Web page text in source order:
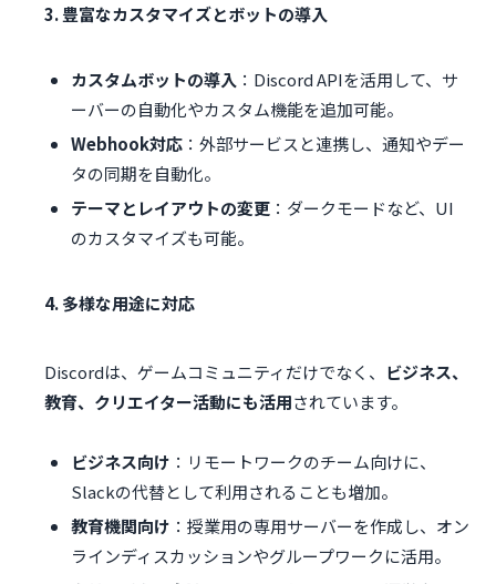
3. 豊富なカスタマイズとボットの導入
カスタムボットの導入 ：Discord APIを活用して、サ
ーバーの自動化やカスタム機能を追加可能。
Webhook対応 ：外部サービスと連携し、通知やデー
タの同期を自動化。
テーマとレイアウトの変更 ：ダークモードなど、UI
のカスタマイズも可能。
4. 多様な用途に対応
Discordは、ゲームコミュニティだけでなく、 ビジネス、
教育、クリエイター活動にも活用されています。
ビジネス向け ：リモートワークのチーム向けに、
Slackの代替として利用されることも増加。
教育機関向け ：授業用の専用サーバーを作成し、オン
ラインディスカッションやグループワークに活用。